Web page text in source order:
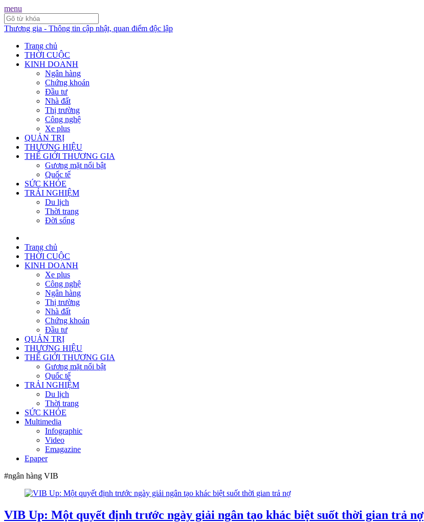
menu
Thương gia - Thông tin cập nhật, quan điểm độc lập
Trang chủ
THỜI CUỘC
KINH DOANH
Ngân hàng
Chứng khoán
Đầu tư
Nhà đất
Thị trường
Công nghệ
Xe plus
QUẢN TRỊ
THƯƠNG HIỆU
THẾ GIỚI THƯƠNG GIA
Gương mặt nổi bật
Quốc tế
SỨC KHỎE
TRẢI NGHIỆM
Du lịch
Thời trang
Đời sống
Trang chủ
THỜI CUỘC
KINH DOANH
Xe plus
Công nghệ
Ngân hàng
Thị trường
Nhà đất
Chứng khoán
Đầu tư
QUẢN TRỊ
THƯƠNG HIỆU
THẾ GIỚI THƯƠNG GIA
Gương mặt nổi bật
Quốc tế
TRẢI NGHIỆM
Du lịch
Thời trang
SỨC KHỎE
Multimedia
Infographic
Video
Emagazine
Epaper
#ngân hàng VIB
VIB Up: Một quyết định trước ngày giải ngân tạo khác biệt suốt thời gian trả nợ